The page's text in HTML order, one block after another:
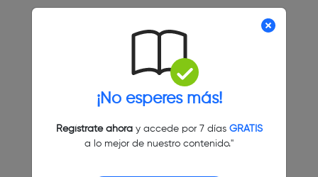
¡No esperes más!
Regístrate ahoray accede por 7 días GRATIS
a lo mejor de nuestro contenido."